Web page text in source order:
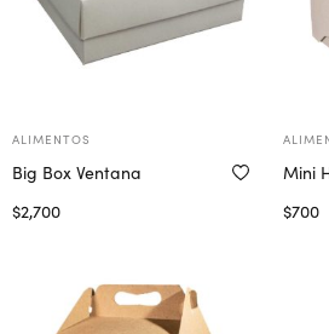
ALIMENTOS
Big Box Ventana
$2,700
Mini
$700